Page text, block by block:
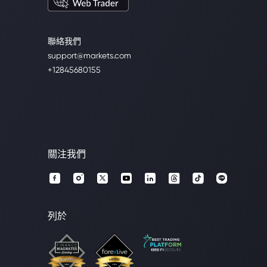
聯絡我們
support@markets.com
+12845680155
關注我們
列於